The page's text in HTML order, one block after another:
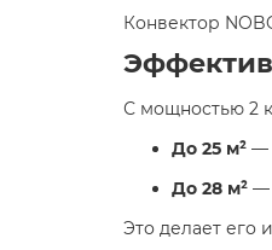
Конвектор
С мощностью 2
До 25 м² —
До 28 м² —
Это делает его